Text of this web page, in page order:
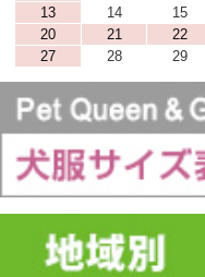
13
14 15
20
21 22
27
28 29